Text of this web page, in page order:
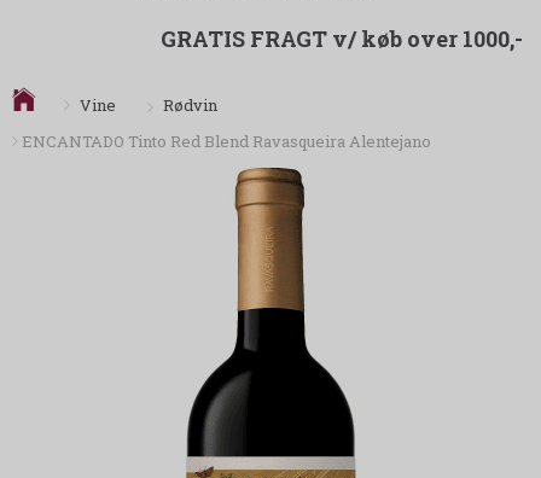
GRATIS FRAGT v/ køb over 1000,-
Vine
Rødvin
ENCANTADO Tinto Red Blend Ravasqueira Alentejano